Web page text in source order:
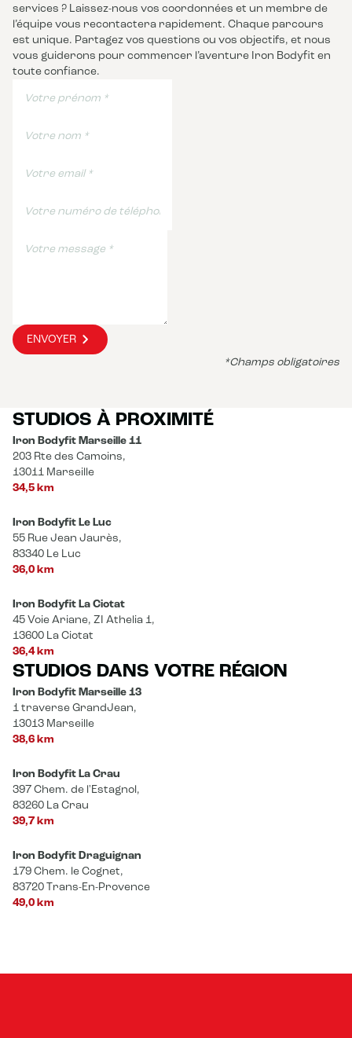
services ? Laissez-nous vos coordonnées et un membre de
l’équipe vous recontactera rapidement. Chaque parcours
est unique. Partagez vos questions ou vos objectifs, et nous
vous guiderons pour commencer l’aventure Iron Bodyfit en
toute confiance.
ENVOYER
*Champs obligatoires
STUDIOS À PROXIMITÉ
Iron Bodyfit Marseille 11
203 Rte des Camoins,
13011 Marseille
34,5 km
Iron Bodyfit Le Luc
55 Rue Jean Jaurès,
83340 Le Luc
36,0 km
Iron Bodyfit La Ciotat
45 Voie Ariane, ZI Athelia 1,
13600 La Ciotat
36,4 km
STUDIOS DANS VOTRE RÉGION
Iron Bodyfit Marseille 13
1 traverse GrandJean,
13013 Marseille
38,6 km
Iron Bodyfit La Crau
397 Chem. de l'Estagnol,
83260 La Crau
39,7 km
Iron Bodyfit Draguignan
179 Chem. le Cognet,
83720 Trans-En-Provence
49,0 km